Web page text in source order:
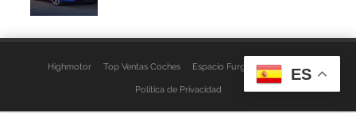
Highmotor Top Ventas Coches Espacio Furgo Aviso Legal
Política de Privacidad
ES